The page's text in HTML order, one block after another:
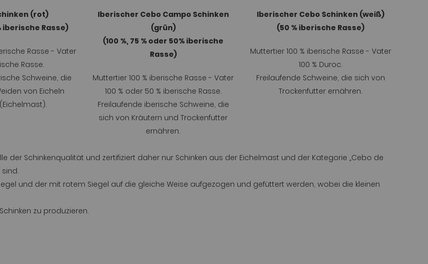
(rot)
iberische Rasse)
Rasse - Vater
Rasse.
Schweine, die
von Eicheln
Iberischer Cebo Campo Schinken
(grün)
(100 %, 75 % oder 50% iberische
Rasse)
Muttertier 100 % iberische Rasse - Vater
100 % oder 50 % iberische Rasse.
Freilaufende iberische Schweine, die
sich von Kräutern und Trockenfutter
ernähren.
Iberischer Cebo Schinken (weiß)
(50 % iberische Rasse)
Muttertier 100 % iberische Rasse - Vater
100 % Duroc.
Freilaufende Schweine, die sich von
Trockenfutter ernähren.
der Schinkenqualität und zertifiziert daher nur Schinken aus der Eichelmast und der Kategorie „Cebo de
sind.
und der mit rotem Siegel auf die gleiche Weise aufgezogen und gefüttert werden, wobei die kleinen
zu produzieren.